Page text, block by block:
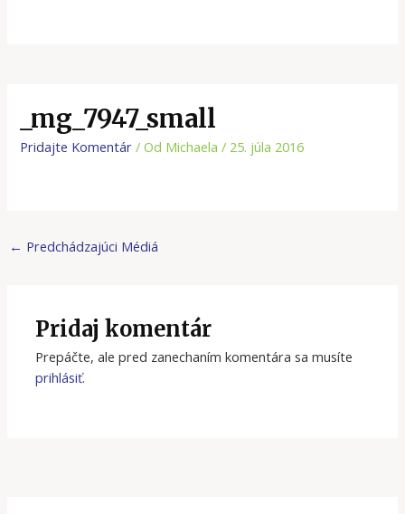
_mg_7947_small
Pridajte Komentár / Od Michaela/ 25. júla 2016
← Predchádzajúci Médiá
Pridaj komentár
Prepáčte, ale pred zanechaním komentára sa musíte
prihlásiť.